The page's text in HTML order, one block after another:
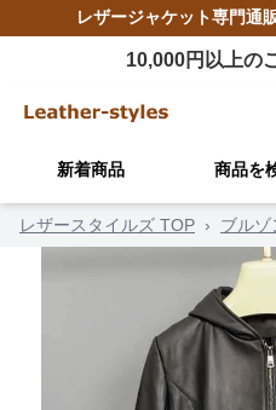
レザージャケット専門通
10,000円以上の
新着商品 商品を
レザースタイルズ TOP › ブルゾ